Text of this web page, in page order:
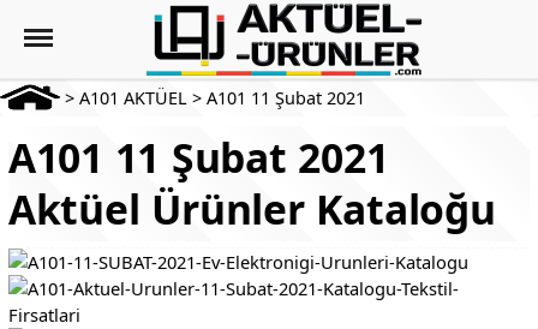
> A101 AKTÜEL > A101 11 Şubat 2021
A101 11 Şubat 2021
Aktüel Ürünler Kataloğu